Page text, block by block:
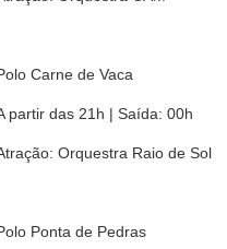
Carne de Vaca
partir das 21h | Saída: 00h
Orquestra Raio de Sol
Ponta de Pedras